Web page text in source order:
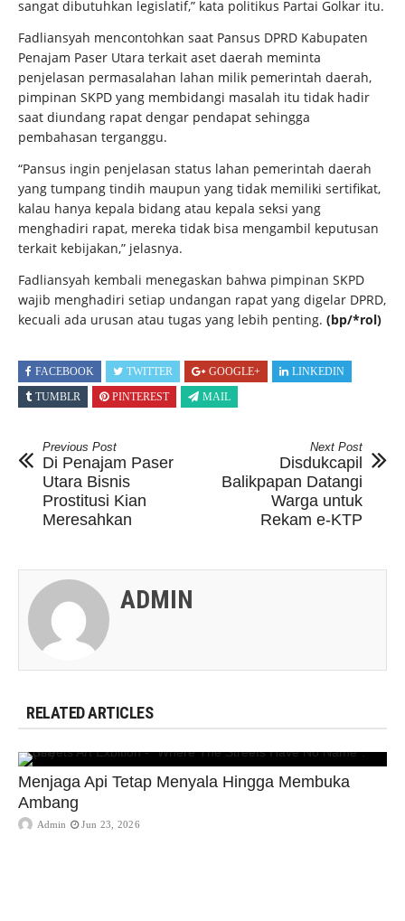
sangat dibutuhkan legislatif,” kata politikus Partai Golkar itu.
Fadliansyah mencontohkan saat Pansus DPRD Kabupaten
Penajam Paser Utara terkait aset daerah meminta
penjelasan permasalahan lahan milik pemerintah daerah,
pimpinan SKPD yang membidangi masalah itu tidak hadir
saat diundang rapat dengar pendapat sehingga
pembahasan terganggu.
“Pansus ingin penjelasan status lahan pemerintah daerah
yang tumpang tindih maupun yang tidak memiliki sertifikat,
kalau hanya kepala bidang atau kepala seksi yang
menghadiri rapat, mereka tidak bisa mengambil keputusan
terkait kebijakan,” jelasnya.
Fadliansyah kembali menegaskan bahwa pimpinan SKPD
wajib menghadiri setiap undangan rapat yang digelar DPRD,
kecuali ada urusan atau tugas yang lebih penting. (bp/*rol)
FACEBOOK TWITTER GOOGLE+
LINKEDIN
TUMBLR
PINTEREST MAIL
Previous Post
Di Penajam Paser
Utara Bisnis
Prostitusi Kian
Meresahkan
Next Post
Disdukcapil
Balikpapan Datangi
Warga untuk
Rekam e-KTP
ADMIN
RELATED ARTICLES
Menjaga Api Tetap Menyala Hingga Membuka
Ambang
Admin Jun 23, 2026